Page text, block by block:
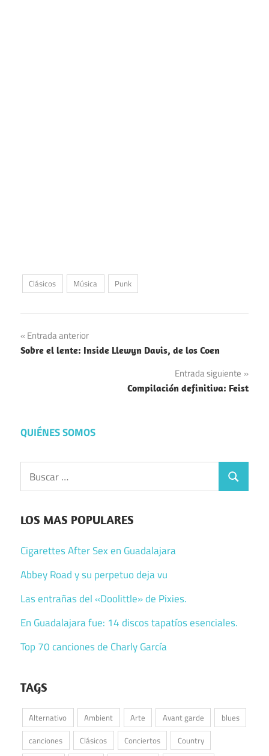
Clásicos Música Punk
Navegación
de
Entrada anterior
Sobre el lente: Inside Llewyn Davis, de los Coen
Entrada siguiente
Compilación definitiva: Feist
QUIÉNES SOMOS
Buscar:
Buscar
LOS MAS POPULARES
Cigarettes After Sex en Guadalajara
Abbey Road y su perpetuo deja vu
Las entrañas del «Doolittle» de Pixies.
En Guadalajara fue: 14 discos tapatíos esenciales.
Top 70 canciones de Charly García
TAGS
Alternativo Ambient Arte Avant garde
blues
canciones
Clásicos Conciertos Country